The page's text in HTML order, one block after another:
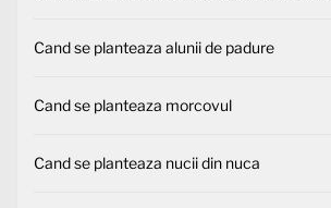
Cand se planteaza alunii de padure
Cand se planteaza morcovul
Cand se planteaza nucii din nuca